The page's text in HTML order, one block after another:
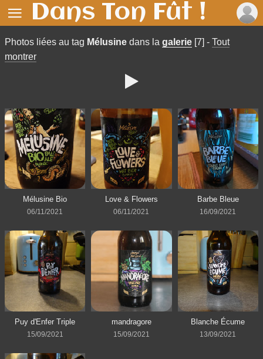
 Dans Ton Fût !
Photos liées au tag Mélusine dans la galerie [7] - Tout
montrer

Mélusine Bio
06/11/2021
Love & Flowers
06/11/2021
Barbe Bleue
16/09/2021
Puy d'Enfer Triple
15/09/2021
mandragore
15/09/2021
Blanche Écume
13/09/2021